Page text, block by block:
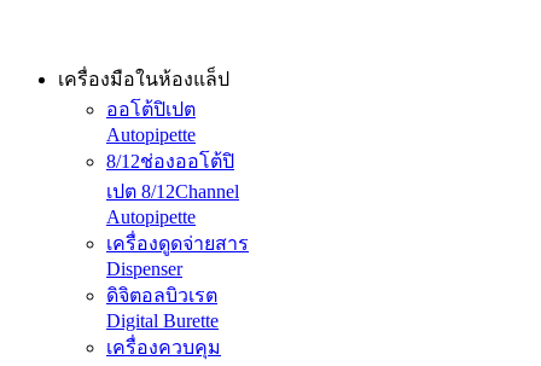
เครื่องมือในห้องแล็ป
ออโต้ปิเปต
Autopipette
8/12ช่องออโต้ปิ
เปต 8/12Channel
Autopipette
เครื่องดูดจ่ายสาร
Dispenser
ดิจิตอลบิวเรต
Digital Burette
เครื่องควบคุม